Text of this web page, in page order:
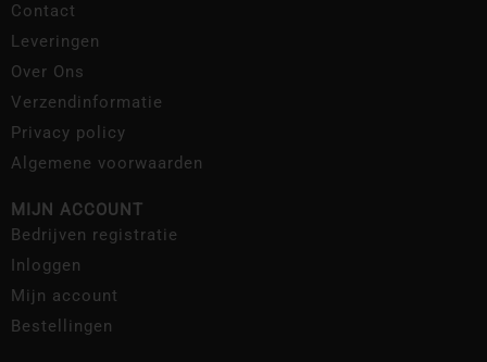
Contact
Leveringen
Over Ons
Verzendinformatie
Privacy policy
Algemene voorwaarden
MIJN ACCOUNT
Bedrijven registratie
Inloggen
Mijn account
Bestellingen